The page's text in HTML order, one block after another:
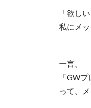
「欲し
私にメ
一言、
「GW
って、